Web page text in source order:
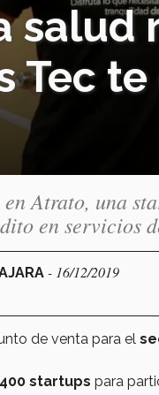
salud
Tec
Atrato, una
en servicios
- 16/12/2019
de venta para el
400 startups para